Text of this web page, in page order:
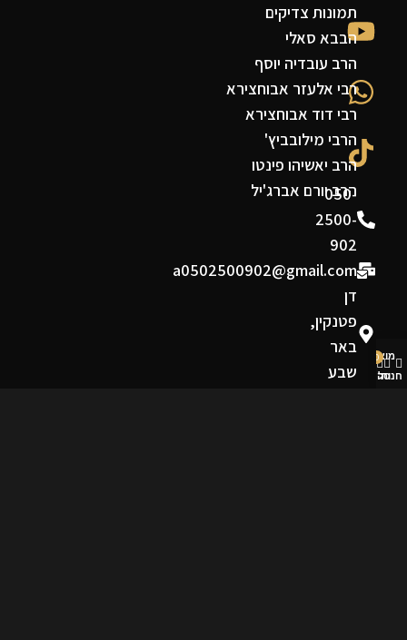
050-
2500-
902
a0502500902@gmail.com
דן
פטנקין,
באר
שבע
תמונות צדיקים
הבבא סאלי
הרב עובדיה יוסף
רבי אלעזר אבוחצירא
רבי דוד אבוחצירא
הרבי מילובביץ'
הרב יאשיהו פינטו
הרב יורם אברג'יל
חנות
מוצרים שאהבתי
0
סל קניות
החשבון שלי